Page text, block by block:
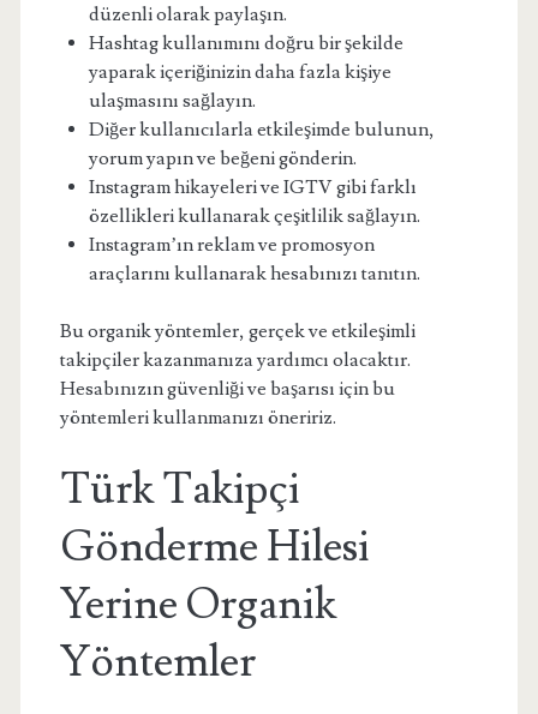
düzenli olarak paylaşın.
Hashtag kullanımını doğru bir şekilde
yaparak içeriğinizin daha fazla kişiye
ulaşmasını sağlayın.
Diğer kullanıcılarla etkileşimde bulunun,
yorum yapın ve beğeni gönderin.
Instagram hikayeleri ve IGTV gibi farklı
özellikleri kullanarak çeşitlilik sağlayın.
Instagram’ın reklam ve promosyon
araçlarını kullanarak hesabınızı tanıtın.
Bu organik yöntemler, gerçek ve etkileşimli
takipçiler kazanmanıza yardımcı olacaktır.
Hesabınızın güvenliği ve başarısı için bu
yöntemleri kullanmanızı öneririz.
Türk Takipçi
Gönderme Hilesi
Yerine Organik
Yöntemler